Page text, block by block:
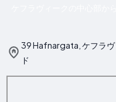
39 Hafnargata, ケフラヴ
ド